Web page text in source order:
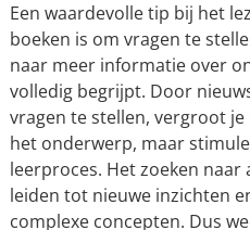
Een waardevolle tip bij het
boeken is om vragen te
naar meer informatie over
volledig begrijpt. Door
vragen te stellen, vergroot
het onderwerp, maar
leerproces. Het zoeken
leiden tot nieuwe inzichten
complexe concepten. Dus